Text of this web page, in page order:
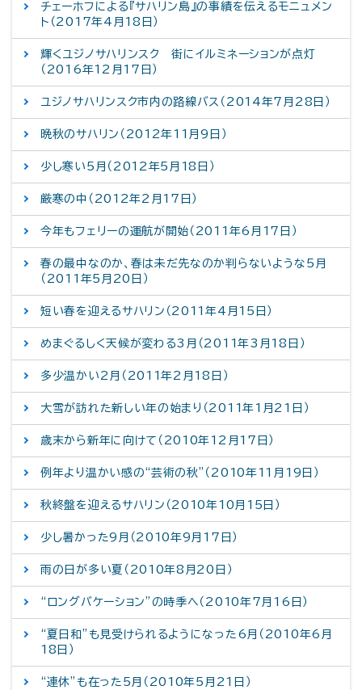
チェーホフによる『サハリン島』の事績を伝えるモニュメン
ト（2017年4月18日）
輝くユジノサハリンスク 街にイルミネーションが点灯
（2016年12月17日）
ユジノサハリンスク市内の路線バス（2014年7月28日）
晩秋のサハリン（2012年11月9日）
少し寒い5月（2012年5月18日）
厳寒の中（2012年2月17日）
今年もフェリーの運航が開始（2011年6月17日）
春の最中なのか、春は未だ先なのか判らないような5月
（2011年5月20日）
短い春を迎えるサハリン（2011年4月15日）
めまぐるしく天候が変わる3月（2011年3月18日）
多少温かい2月（2011年2月18日）
大雪が訪れた新しい年の始まり（2011年1月21日）
歳末から新年に向けて（2010年12月17日）
例年より温かい感の“芸術の秋”（2010年11月19日）
秋終盤を迎えるサハリン（2010年10月15日）
少し暑かった9月（2010年9月17日）
雨の日が多い夏（2010年8月20日）
“ロングバケーション”の時季へ（2010年7月16日）
“夏日和”も見受けられるようになった6月（2010年6月
18日）
“連休”も在った5月（2010年5月21日）